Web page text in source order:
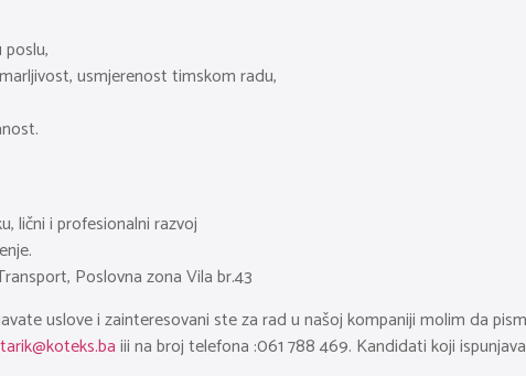
usmjerenost timskom radu,
lični i profesionalni razvoj
Poslovna zona Vila br.43
uslove i zainteresovani ste za rad u našoj kompaniji molim da
tarik@koteks.baiii na broj telefona :061 788 469. Kandidati koji